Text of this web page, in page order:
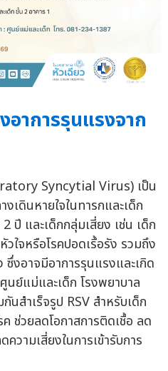
อาการรุนแรงจาก
Syncytial Virus) เป็น
เดินหายใจในทารกและเด็ก
ปี และเด็กกลุ่มเสี่ยง เช่น เด็ก
ใจหรือโรคปอดเรื้อรัง รวมถึง
งอาจมีอาการรุนแรงและเกิด
ย์แม่และเด็ก โรงพยาบาล
นสำเร็จรูป RSV สำหรับเด็ก
ช่วยลดโอกาสการติดเชื้อ ลด
วามเสี่ยงในการเข้ารับการ